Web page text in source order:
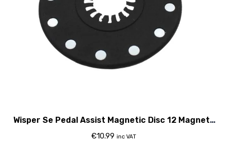
Wisper Se Pedal Assist Magnetic Disc 12 Magnets
2015
€10.99 inc VAT